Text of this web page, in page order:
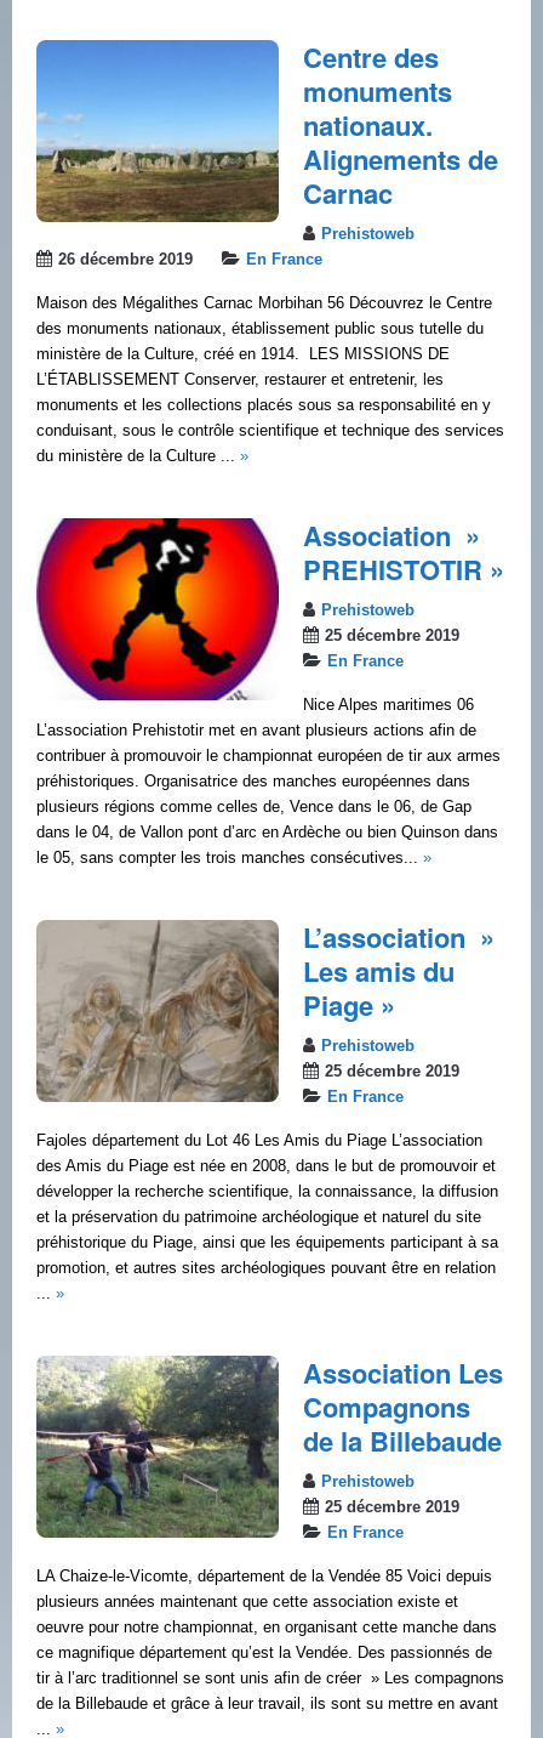
Centre des
monuments
nationaux.
Alignements de
Carnac
Prehistoweb
26 décembre 2019
En France
Maison des Mégalithes Carnac Morbihan 56 Découvrez le Centre
des monuments nationaux, établissement public sous tutelle du
ministère de la Culture, créé en 1914. LES MISSIONS DE
L’ÉTABLISSEMENT Conserver, restaurer et entretenir, les
monuments et les collections placés sous sa responsabilité en y
conduisant, sous le contrôle scientifique et technique des services
du ministère de la Culture ... »
Association »
PREHISTOTIR »
Prehistoweb
25 décembre 2019
En France
Nice Alpes maritimes 06
L’association Prehistotir met en avant plusieurs actions afin de
contribuer à promouvoir le championnat européen de tir aux armes
préhistoriques. Organisatrice des manches européennes dans
plusieurs régions comme celles de, Vence dans le 06, de Gap
dans le 04, de Vallon pont d’arc en Ardèche ou bien Quinson dans
le 05, sans compter les trois manches consécutives... »
L’association »
Les amis du
Piage »
Prehistoweb
25 décembre 2019
En France
Fajoles département du Lot 46 Les Amis du Piage L’association
des Amis du Piage est née en 2008, dans le but de promouvoir et
développer la recherche scientifique, la connaissance, la diffusion
et la préservation du patrimoine archéologique et naturel du site
préhistorique du Piage, ainsi que les équipements participant à sa
promotion, et autres sites archéologiques pouvant être en relation
... »
Association Les
Compagnons
de la Billebaude
Prehistoweb
25 décembre 2019
En France
LA Chaize-le-Vicomte, département de la Vendée 85 Voici depuis
plusieurs années maintenant que cette association existe et
oeuvre pour notre championnat, en organisant cette manche dans
ce magnifique département qu’est la Vendée. Des passionnés de
tir à l’arc traditionnel se sont unis afin de créer » Les compagnons
de la Billebaude et grâce à leur travail, ils sont su mettre en avant
... »